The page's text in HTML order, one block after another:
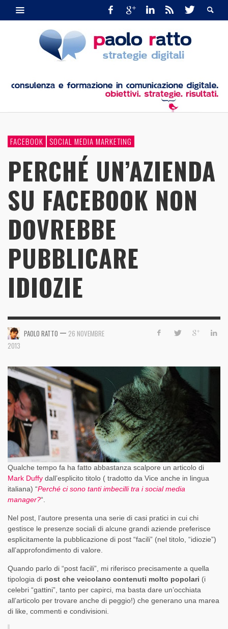
FACEBOOK SOCIAL MEDIA MARKETING
PERCHÉ UN’AZIENDA
SU FACEBOOK NON
DOVREBBE
PUBBLICARE
IDIOZIE
PAOLO RATTO — 26 NOVEMBRE
2013
Qualche tempo fa ha fatto abbastanza scalpore un articolo di
Mark Duffy dall’esplicito titolo ( tradotto da Vice anche in lingua
italiana) “Perché ci sono tanti imbecilli tra i social media
manager?“.
Nel post, l’autore presenta una serie di casi pratici in cui chi
gestisce le presenze sociali di alcune grandi aziende preferisce
esplicitamente la pubblicazione di post “facili” (nel titolo, “idiozie”)
all’approfondimento di valore.
Quando parlo di “post facili”, mi riferisco precisamente a quella
tipologia di post che veicolano contenuti molto popolari (i
celebri “gattini”, tanto per capirci, ma basta dare un’occhiata
all’articolo per trovare anche di peggio!) che generano una marea
di like, commenti e condivisioni.